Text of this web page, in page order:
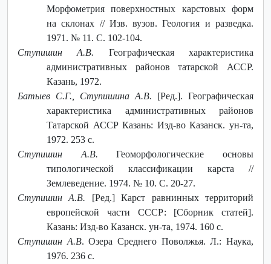
Морфометрия поверхностных карстовых форм
на склонах // Изв. вузов. Геология и разведка.
1971. № 11. С. 102-104.
Ступишин А.В. Географическая характеристика
административных районов татарской АССР.
Казань, 1972.
Батыев С.Г., Ступишина А.В. [Ред.]. Географическая
характеристика административных районов
Татарской АССР Казань: Изд-во Казанск. ун-та,
1972. 253 с.
Ступишин А.В. Геоморфологические основы
типологической классификации карста //
Землеведение. 1974. № 10. С. 20-27.
Ступишин А.В. [Ред.] Карст равнинных территорий
европейской части СССР: [Сборник статей].
Казань: Изд-во Казанск. ун-та, 1974. 160 с.
Ступишин А.В. Озера Среднего Поволжья. Л.: Наука,
1976. 236 с.